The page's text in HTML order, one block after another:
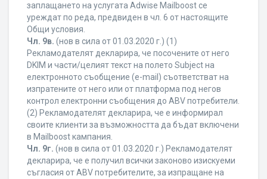
заплащането на услугата Adwise Mailboost се
уреждат по реда, предвиден в чл. 6 от настоящите
Общи условия.
Чл. 9в. (нов в сила от 01.03.2020 г.) (1)
Рекламодателят декларира, че посочените от него
DKIM и части/целият текст на полето Subject на
електронното съобщение (e-mail) съответстват на
изпратените от него или от платформа под негов
контрол електронни съобщения до ABV потребители.
(2) Рекламодателят декларира, че е информирал
своите клиенти за възможността да бъдат включени
в Mailboost кампания.
Чл. 9г. (нов в сила от 01.03.2020 г.) Рекламодателят
декларира, че е получил всички законово изискуеми
съгласия от ABV потребителите, за изпращане на